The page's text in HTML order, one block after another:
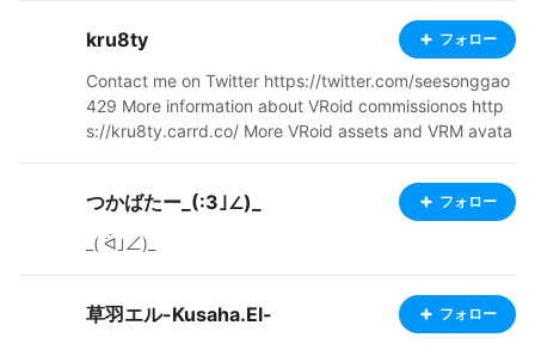
に配布していたもの含め 商用可、クレジット表記不要 以
下に該当することは禁止です。 ・データそのものの再配
治、NFTに関する利用 Distribution at the HUB ended in
November 2021. We are now selling on BOOTH and ac
cepting requests on Coconara. Thank you for your con
ose distributed in the past, and no credit notation is re
quired. The following are prohibited Redistribution or s
ale of the data itself Making remarks of one's own crea
kru8ty フォロー
Contact me on Twitter https://twitter.com/seesonggao
429 More information about VRoid commissionos http
s://kru8ty.carrd.co/ More VRoid assets and VRM avata
つかばたー_(:3｣∠)_ フォロー
_( ᐛ｣∠)_
草羽エル-Kusaha.El- フォロー